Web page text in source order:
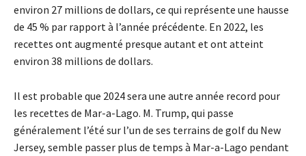
environ 27 millions de dollars, ce qui représente une hausse
de 45 % par rapport à l’année précédente. En 2022, les
recettes ont augmenté presque autant et ont atteint
environ 38 millions de dollars.
Il est probable que 2024 sera une autre année record pour
les recettes de Mar-a-Lago. M. Trump, qui passe
généralement l’été sur l’un de ses terrains de golf du New
Jersey, semble passer plus de temps à Mar-a-Lago pendant